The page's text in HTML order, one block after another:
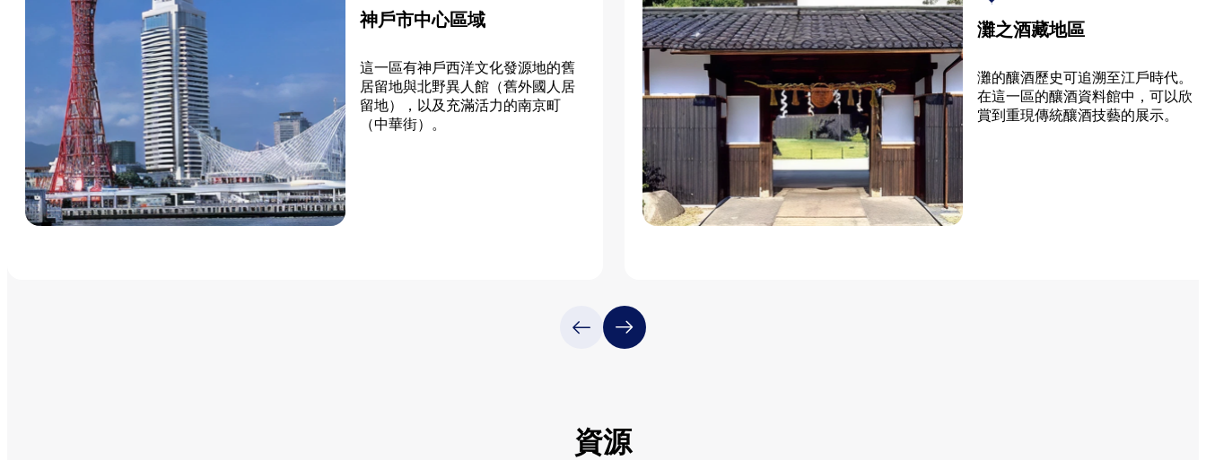
神戶市中心區域
這一區有神戶西洋文化發源地的舊
居留地與北野異人館（舊外國人居
留地），以及充滿活力的南京町
（中華街）。
灘之酒藏地區
灘的釀酒歷史可追溯至江戶時代。
在這一區的釀酒資料館中，可以欣
賞到重現傳統釀酒技藝的展示。
資源